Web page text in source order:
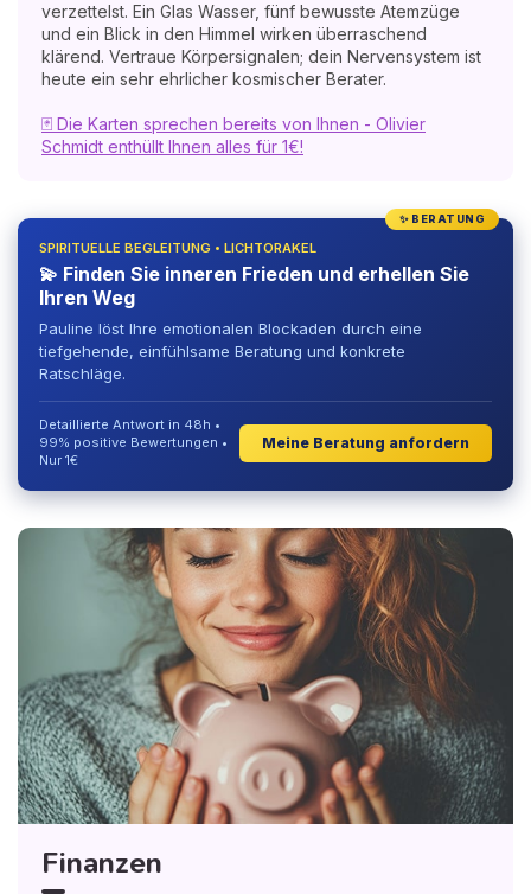
verzettelst. Ein Glas Wasser, fünf bewusste Atemzüge
und ein Blick in den Himmel wirken überraschend
klärend. Vertraue Körpersignalen; dein Nervensystem ist
heute ein sehr ehrlicher kosmischer Berater.
🃏 Die Karten sprechen bereits von Ihnen - Olivier
Schmidt enthüllt Ihnen alles für 1€!
✨ BERATUNG
SPIRITUELLE BEGLEITUNG • LICHTORAKEL
💫 Finden Sie inneren Frieden und erhellen Sie
Ihren Weg
Pauline löst Ihre emotionalen Blockaden durch eine
tiefgehende, einfühlsame Beratung und konkrete
Ratschläge.
Detaillierte Antwort in 48h •
99% positive Bewertungen •
Nur 1€
Meine Beratung anfordern
Finanzen